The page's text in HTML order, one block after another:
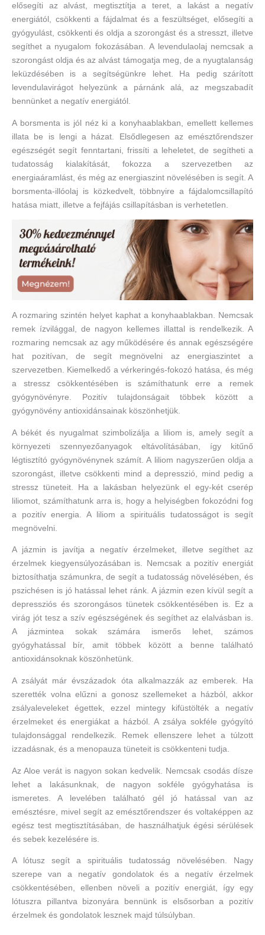
elősegíti az alvást, megtisztítja a teret, a lakást a negatív
energiától, csökkenti a fájdalmat és a feszültséget, elősegíti a
gyógyulást, csökkenti és oldja a szorongást és a stresszt, illetve
segíthet a nyugalom fokozásában. A levendulaolaj nemcsak a
szorongást oldja és az alvást támogatja meg, de a nyugtalanság
leküzdésében is a segítségünkre lehet. Ha pedig szárított
levendulavirágot helyezünk a párnánk alá, az megszabadít
bennünket a negatív energiától.
A borsmenta is jól néz ki a konyhaablakban, emellett kellemes
illata be is lengi a házat. Elsődlegesen az emésztőrendszer
egészségét segít fenntartani, frissíti a leheletet, de segítheti a
tudatosság kialakítását, fokozza a szervezetben az
energiaáramlást, és még az energiaszint növelésében is segít. A
borsmenta-illóolaj is közkedvelt, többnyire a fájdalomcsillapító
hatása miatt, illetve a fejfájás csillapításban is verhetetlen.
A rozmaring szintén helyet kaphat a konyhaablakban. Nemcsak
remek ízvilággal, de nagyon kellemes illattal is rendelkezik. A
rozmaring nemcsak az agy működésére és annak egészségére
hat pozitívan, de segít megnövelni az energiaszintet a
szervezetben. Kiemelkedő a vérkeringés-fokozó hatása, és még
a stressz csökkentésében is számíthatunk erre a remek
gyógynövényre. Pozitív tulajdonságait többek között a
gyógynövény antioxidánsainak köszönhetjük.
A békét és nyugalmat szimbolizálja a liliom is, amely segít a
környezeti szennyezőanyagok eltávolításában, így kitűnő
légtisztító gyógynövénynek számít. A liliom nagyszerűen oldja a
szorongást, illetve csökkenti mind a depresszió, mind pedig a
stressz tüneteit. Ha a lakásban helyezünk el egy-két cserép
liliomot, számíthatunk arra is, hogy a helyiségben fokozódni fog
a pozitív energia. A liliom a spirituális tudatosságot is segít
megnövelni.
A jázmin is javítja a negatív érzelmeket, illetve segíthet az
érzelmek kiegyensúlyozásában is. Nemcsak a pozitív energiát
biztosíthatja számunkra, de segít a tudatosság növelésében, és
pszichésen is jó hatással lehet ránk. A jázmin ezen kívül segít a
depressziós és szorongásos tünetek csökkentésében is. Ez a
virág jót tesz a szív egészségének és segíthet az elalvásban is.
A jázmintea sokak számára ismerős lehet, számos
gyógyhatással bír, amit többek között a benne található
antioxidánsoknak köszönhetünk.
A zsályát már évszázadok óta alkalmazzák az emberek. Ha
szerették volna elűzni a gonosz szellemeket a házból, akkor
zsályaleveleket égettek, ezzel mintegy kifüstölték a negatív
érzelmeket és energiákat a házból. A zsálya sokféle gyógyító
tulajdonsággal rendelkezik. Remek ellenszere lehet a túlzott
izzadásnak, és a menopauza tüneteit is csökkenteni tudja.
Az Aloe verát is nagyon sokan kedvelik. Nemcsak csodás dísze
lehet a lakásunknak, de nagyon sokféle gyógyhatása is
ismeretes. A levelében található gél jó hatással van az
emésztésre, mivel segít az emésztőrendszer és voltaképpen az
egész test megtisztításában, de használhatjuk égési sérülések
és sebek kezelésére is.
A lótusz segít a spirituális tudatosság növelésében. Nagy
szerepe van a negatív gondolatok és a negatív érzelmek
csökkentésében, ellenben növeli a pozitív energiát, így egy
lótuszra pillantva bizonyára bennünk is elsősorban a pozitív
érzelmek és gondolatok lesznek majd túlsúlyban.